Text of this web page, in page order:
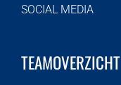
SOCIAL MEDIA
TEAMOVERZICHT